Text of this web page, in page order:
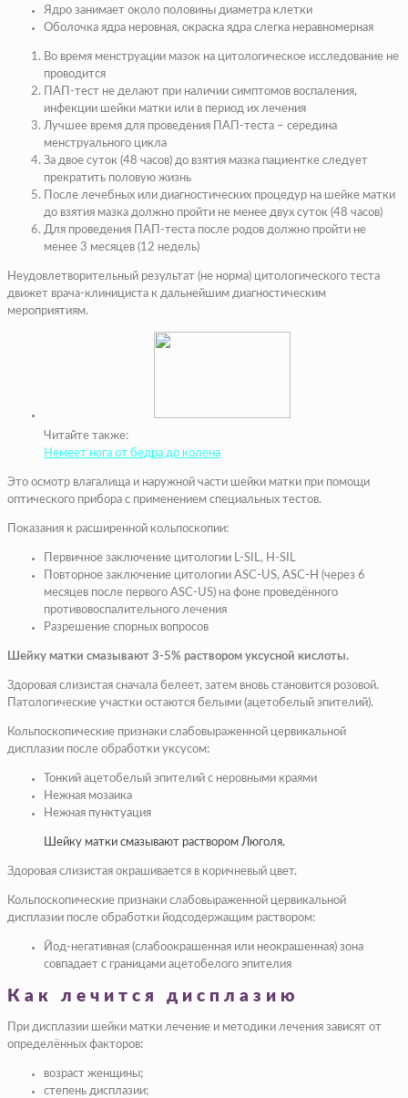
Ядро занимает около половины диаметра клетки
Оболочка ядра неровная, окраска ядра слегка неравномерная
Во время менструации мазок на цитологическое исследование не
проводится
ПАП-тест не делают при наличии симптомов воспаления,
инфекции шейки матки или в период их лечения
Лучшее время для проведения ПАП-теста – середина
менструального цикла
За двое суток (48 часов) до взятия мазка пациентке следует
прекратить половую жизнь
После лечебных или диагностических процедур на шейке матки
до взятия мазка должно пройти не менее двух суток (48 часов)
Для проведения ПАП-теста после родов должно пройти не
менее 3 месяцев (12 недель)
Неудовлетворительный результат (не норма) цитологического теста
движет врача-клинициста к дальнейшим диагностическим
мероприятиям.
Читайте также:
Немеет нога от бедра до колена
Это осмотр влагалища и наружной части шейки матки при помощи
оптического прибора с применением специальных тестов.
Показания к расширенной кольпоскопии:
Первичное заключение цитологии L-SIL, Н-SIL
Повторное заключение цитологии ASC-US, ASC-Н (через 6
месяцев после первого ASC-US) на фоне проведённого
противовоспалительного лечения
Разрешение спорных вопросов
Шейку матки смазывают 3-5% раствором уксусной кислоты.
Здоровая слизистая сначала белеет, затем вновь становится розовой.
Патологические участки остаются белыми (ацетобелый эпителий).
Кольпоскопические признаки слабовыраженной цервикальной
дисплазии после обработки уксусом:
Тонкий ацетобелый эпителий с неровными краями
Нежная мозаика
Нежная пунктуация
Шейку матки смазывают раствором Люголя.
Здоровая слизистая окрашивается в коричневый цвет.
Кольпоскопические признаки слабовыраженной цервикальной
дисплазии после обработки йодсодержащим раствором:
Йод-негативная (слабоокрашенная или неокрашенная) зона
совпадает с границами ацетобелого эпителия
Как лечится дисплазию
При дисплазии шейки матки лечение и методики лечения зависят от
определённых факторов:
возраст женщины;
степень дисплазии;